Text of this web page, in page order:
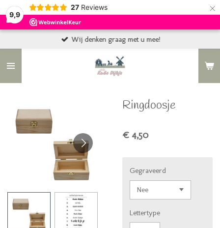
9,9
27 Reviews ×
Wij denken graag met u mee!
Ringdoosje
€ 4,50
Gegraveerd
Lettertype